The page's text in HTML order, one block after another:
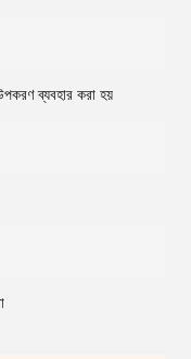
ব্যবহার করা হয়